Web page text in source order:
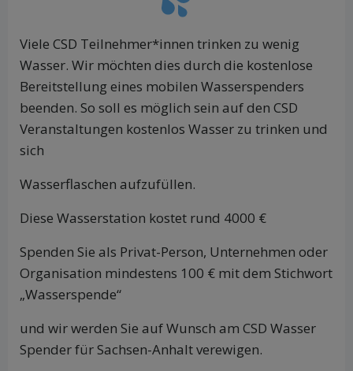
Viele CSD Teilnehmer*innen trinken zu wenig
Wasser. Wir möchten dies durch die kostenlose
Bereitstellung eines mobilen Wasserspenders
beenden. So soll es möglich sein auf den CSD
Veranstaltungen kostenlos Wasser zu trinken und
sich
Wasserflaschen aufzufüllen.
Diese Wasserstation kostet rund 4000 €
Spenden Sie als Privat-Person, Unternehmen oder
Organisation mindestens 100 € mit dem Stichwort
„Wasserspende“
und wir werden Sie auf Wunsch am CSD Wasser
Spender für Sachsen-Anhalt verewigen.